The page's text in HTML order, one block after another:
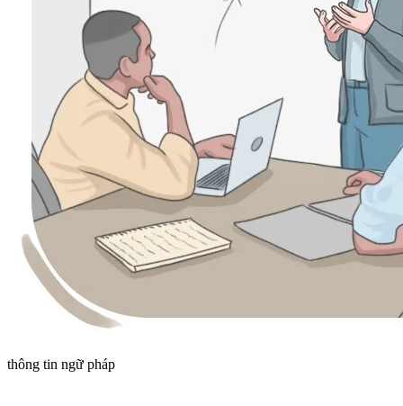
thông tin ngữ pháp